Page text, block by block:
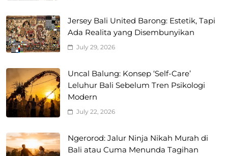
Jersey Bali United Barong: Estetik, Tapi
Ada Realita yang Disembunyikan
July 29, 2026
Uncal Balung: Konsep ‘Self-Care’
Leluhur Bali Sebelum Tren Psikologi
Modern
July 22, 2026
Ngerorod: Jalur Ninja Nikah Murah di
Bali atau Cuma Menunda Tagihan